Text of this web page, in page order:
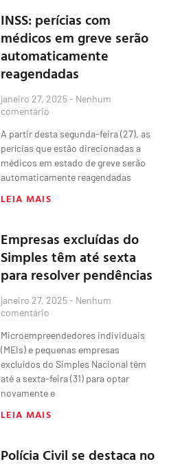
INSS: perícias com
médicos em greve serão
automaticamente
reagendadas
janeiro 27, 2025 Nenhum
comentário
A partir desta segunda-feira (27), as
perícias que estão direcionadas a
médicos em estado de greve serão
automaticamente reagendadas
LEIA MAIS
Empresas excluídas do
Simples têm até sexta
para resolver pendências
janeiro 27, 2025 Nenhum
comentário
Microempreendedores individuais
(MEIs) e pequenas empresas
excluídos do Simples Nacional têm
até a sexta-feira (31) para optar
novamente e
LEIA MAIS
Polícia Civil se destaca no